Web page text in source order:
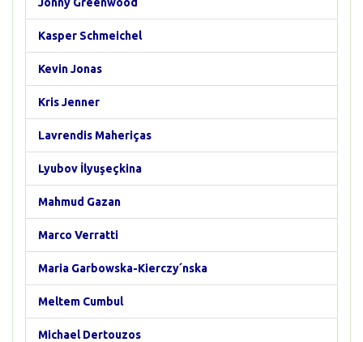
Kasper Schmeichel
Kevin Jonas
Kris Jenner
Lavrendis Maheriças
Lyubov İlyuşeçkina
Mahmud Gazan
Marco Verratti
Maria Garbowska-Kierczy´nska
Meltem Cumbul
Michael Dertouzos